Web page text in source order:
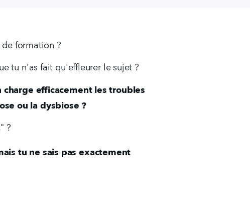
de formation ?
tu n'as fait qu'effleurer le sujet ?
efficacement les troubles
ou la dysbiose ?
?
tu ne sais pas exactement